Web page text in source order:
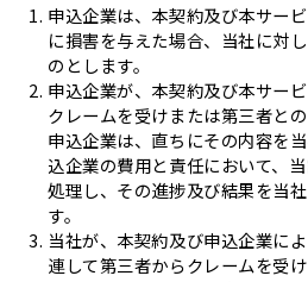
申込企業は、本契約及び本サー
に損害を与えた場合、当社に対
のとします。
申込企業が、本契約及び本サー
クレームを受けまたは第三者と
申込企業は、直ちにその内容を
込企業の費用と責任において、
処理し、その進捗及び結果を当
す。
当社が、本契約及び申込企業に
連して第三者からクレームを受